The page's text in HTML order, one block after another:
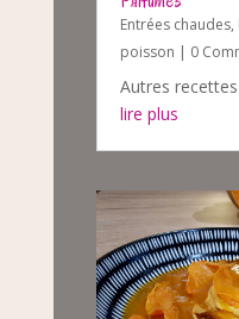
Entrées chaudes,
poisson | 0
Autres
lire plus